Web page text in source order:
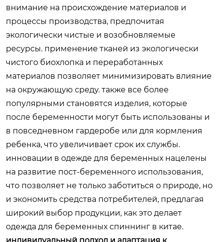
внимание на происхождение материалов и
процессы производства, предпочитая
экологически чистые и возобновляемые
ресурсы. применение тканей из экологически
чистого биохлопка и переработанных
материалов позволяет минимизировать влияние
на окружающую среду. также все более
популярными становятся изделия, которые
после беременности могут быть использованы и
в повседневном гардеробе или для кормления
ребенка, что увеличивает срок их службы.
инновации в одежде для беременных нацелены
на развитие пост-беременного использования,
что позволяет не только заботиться о природе, но
и экономить средства потребителей, предлагая
широкий выбор продукции, как это делает
одежда для беременных спиннинг в китае.
индивидуальный подход и адаптация к